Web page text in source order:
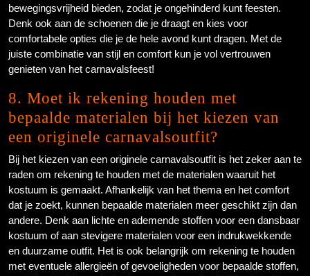
bewegingsvrijheid bieden, zodat je ongehinderd kunt feesten.
Denk ook aan de schoenen die je draagt en kies voor
comfortabele opties die je de hele avond kunt dragen. Met de
juiste combinatie van stijl en comfort kun je vol vertrouwen
genieten van het carnavalsfeest!
8. Moet ik rekening houden met
bepaalde materialen bij het kiezen van
een originele carnavalsoutfit?
Bij het kiezen van een originele carnavalsoutfit is het zeker aan te
raden om rekening te houden met de materialen waaruit het
kostuum is gemaakt. Afhankelijk van het thema en het comfort
dat je zoekt, kunnen bepaalde materialen meer geschikt zijn dan
andere. Denk aan lichte en ademende stoffen voor een dansbaar
kostuum of aan stevigere materialen voor een indrukwekkende
en duurzame outfit. Het is ook belangrijk om rekening te houden
met eventuele allergieën of gevoeligheden voor bepaalde stoffen,